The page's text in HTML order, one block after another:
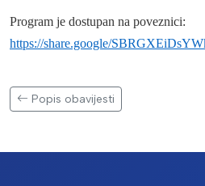
Program je dostupan na poveznici:
https://share.google/
Popis obavijesti